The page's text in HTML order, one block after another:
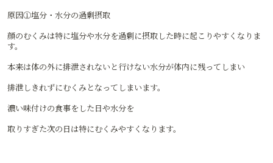
原因①塩分・水分の過剰摂取
顔のむくみは特に塩分や水分を過剰に摂取した時に起こりやすくなりま
す。
本来は体の外に排泄されないと行けない水分が体内に残ってしまい
排泄しきれずにむくみとなってしまいます。
濃い味付けの食事をした日や水分を
取りすぎた次の日は特にむくみやすくなります。